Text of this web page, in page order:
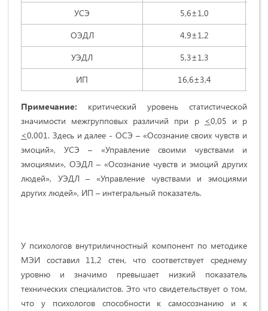
УСЭ
5,6±1,0
ОЭДЛ
4,9±1,2
УЭДЛ
5,3±1,3
ИП
16,6±3,4
Примечание: критический уровень статистической
значимости межгрупповых различий при р <0,05 и р
<0,001. Здесь и далее - ОСЭ – «Осознание своих чувств и
эмоций», УСЭ – «Управление своими чувствами и
эмоциями», ОЭДЛ – «Осознание чувств и эмоций других
людей», УЭДЛ – «Управление чувствами и эмоциями
других людей», ИП – интегральный показатель.
У психологов внутриличностный компонент по методике
МЭИ составил 11,2 стен, что соответствует среднему
уровню и значимо превышает низкий показатель
технических специалистов. Это что свидетельствует о том,
что у психологов способности к самосознанию и к